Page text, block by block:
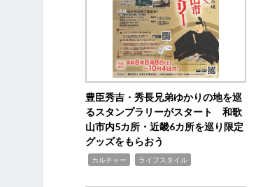
豊臣秀吉・秀長兄弟ゆかりの地を巡
るスタンプラリーがスタート 和歌
山市内5カ所・近畿6カ所を巡り限定
グッズをもらおう
カルチャー ライフスタイル